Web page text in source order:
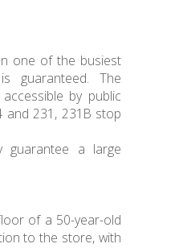
one of the busiest
guaranteed. The
by public
and 231, 231B stop
guarantee a large
of a 50-year-old
to the store, with